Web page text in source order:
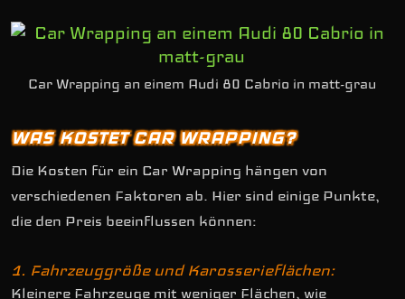
Car Wrapping an einem Audi 80 Cabrio in matt-grau
WAS KOSTET CAR WRAPPING?
Die Kosten für ein Car Wrapping hängen von
verschiedenen Faktoren ab. Hier sind einige Punkte,
die den Preis beeinflussen können:
1. Fahrzeuggröße und Karosserieflächen:
Kleinere Fahrzeuge mit weniger Flächen, wie